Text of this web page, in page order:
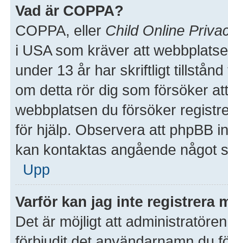
Vad är COPPA?
COPPA, eller Child Online
i USA som kräver att
under 13 år har skriftligt
om detta rör dig som försöker
webbplatsen du försöker
för hjälp. Observera att phpBB
kan kontaktas angående något
Upp
Varför kan jag inte registrera
Det är möjligt att